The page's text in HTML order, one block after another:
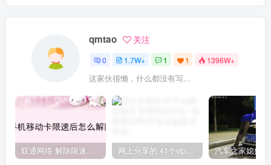
qmtao 关注
0 1.7W+ 1 1 1396W+
这家伙很懒，什么都没有写...
联通网络 解除限速方法参考！畅享、畅玩、老白干等及其它地区自测了 网上分享的 41个vip解析接口 有需要的拿去~ 免费看全网VIP会员视频